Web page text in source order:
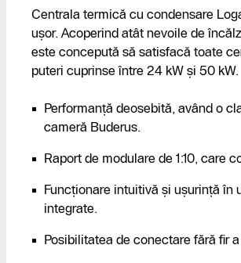
Centrala termică cu condensare
ușor. Acoperind atât nevoile de
este concepută să satisfacă toate
puteri cuprinse între 24 kW și 50 kW.
Performanță deosebită, având o
cameră Buderus.
Raport de modulare de 1:10, care
Funcționare intuitivă și ușurință
integrate.
Posibilitatea de conectare fără fir